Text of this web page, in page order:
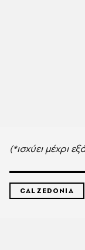
(*ισχύει μέχρι
CALZEDONIA